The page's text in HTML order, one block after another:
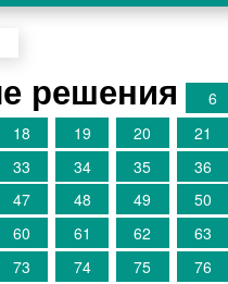
решения 6
18 19 20 21
33 34 35 36
47 48 49 50
60 61 62 63
73 74 75 76